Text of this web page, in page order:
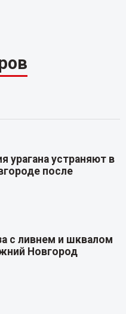
урагана устраняют в
после
с ливнем и шквалом
Новгород